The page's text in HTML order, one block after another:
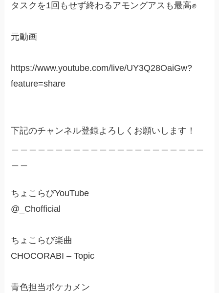
タスクを1回もせず終わるアモングアスも最高✊
元動画
https://www.youtube.com/live/UY3Q28OaiGw?
feature=share
下記のチャンネル登録よろしくお願いします！
ちょこらびYouTube
@_Chofficial
ちょこらび楽曲
CHOCORABI – Topic
青色担当ポケカメン